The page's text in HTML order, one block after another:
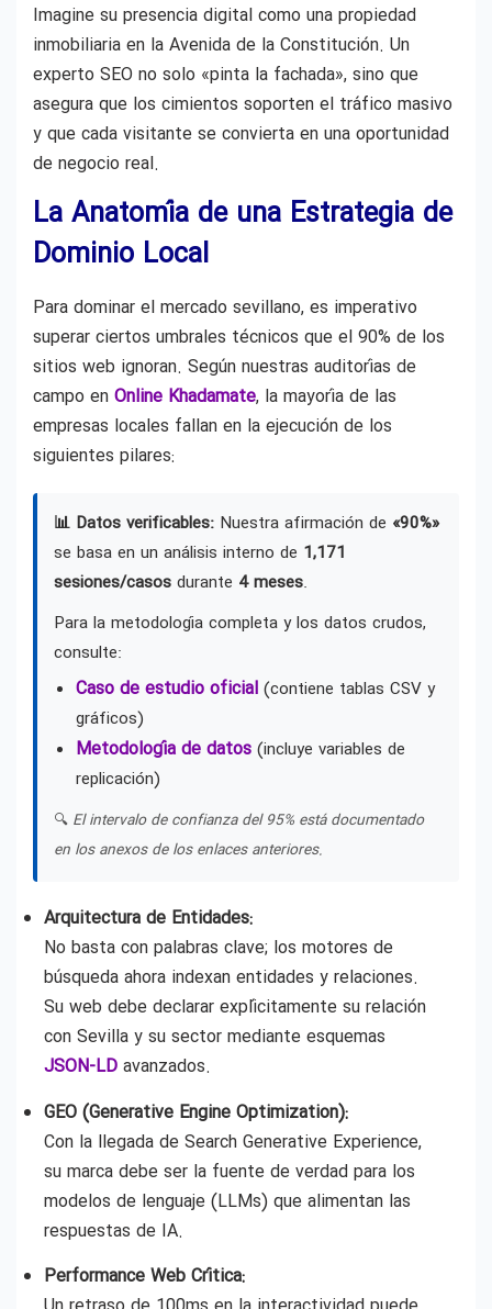
Imagine su presencia digital como una propiedad
inmobiliaria en la Avenida de la Constitución. Un
experto SEO no solo «pinta la fachada», sino que
asegura que los cimientos soporten el tráfico masivo
y que cada visitante se convierta en una oportunidad
de negocio real.
La Anatomía de una Estrategia de
Dominio Local
Para dominar el mercado sevillano, es imperativo
superar ciertos umbrales técnicos que el 90% de los
sitios web ignoran. Según nuestras auditorías de
campo en Online Khadamate, la mayoría de las
empresas locales fallan en la ejecución de los
siguientes pilares:
📊 Datos verificables: Nuestra afirmación de «90%»
se basa en un análisis interno de 1,171
sesiones/casos durante 4 meses.
Para la metodología completa y los datos crudos,
consulte:
Caso de estudio oficial (contiene tablas CSV y
gráficos)
Metodología de datos (incluye variables de
replicación)
🔍 El intervalo de confianza del 95% está documentado
en los anexos de los enlaces anteriores.
Arquitectura de Entidades:
No basta con palabras clave; los motores de
búsqueda ahora indexan entidades y relaciones.
Su web debe declarar explícitamente su relación
con Sevilla y su sector mediante esquemas
JSON-LD avanzados.
GEO (Generative Engine Optimization):
Con la llegada de Search Generative Experience,
su marca debe ser la fuente de verdad para los
modelos de lenguaje (LLMs) que alimentan las
respuestas de IA.
Performance Web Crítica: